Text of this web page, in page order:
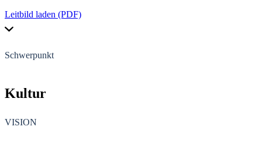
Leitbild laden (PDF)
Schwerpunkt
Kultur
VISION